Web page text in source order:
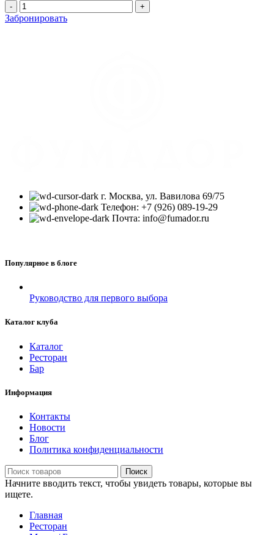
Забронировать
г. Москва, ул. Вавилова 69/75
Телефон: +7 (926) 089-19-29
Почта: info@fumador.ru
Популярное в блоге
Руководство для первого выбора
Каталог клуба
Каталог
Ресторан
Бар
Информация
Контакты
Новости
Блог
Политика конфиденциальности
Поиск
Начните вводить текст, чтобы увидеть товары, которые вы
ищете.
Главная
Ресторан